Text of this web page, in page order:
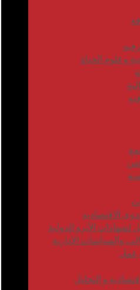
وعلوم الحياة
الاقتصادية
الأيزو الدولية
والسياسات الإدارية
عمل
و التحليل